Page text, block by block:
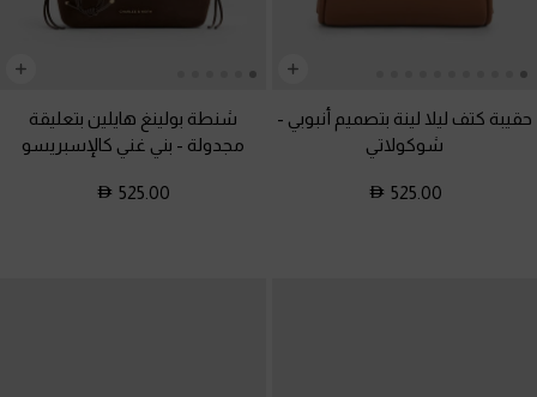
حقيبة كتف ليلا لينة بتصميم أنبوبي -
شوكولاتي
525.00
شنطة بولينغ هايلين بتعليقة
مجدولة - بني غني كالإسبريسو
525.00